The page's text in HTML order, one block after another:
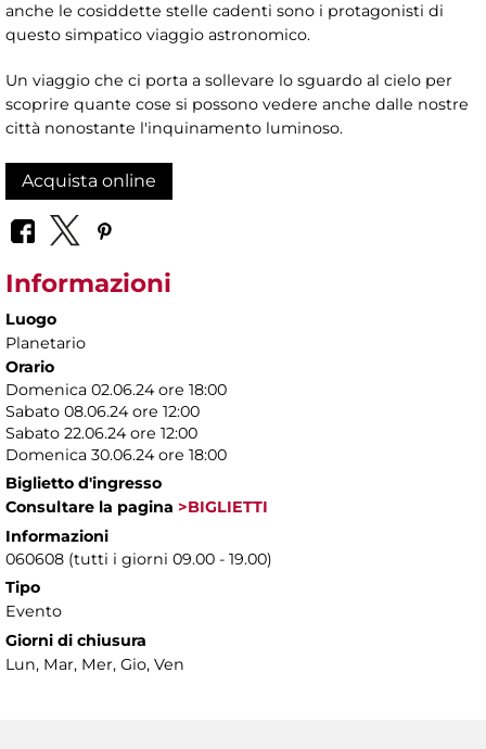
anche le cosiddette stelle cadenti sono i protagonisti di
questo simpatico viaggio astronomico.
Un viaggio che ci porta a sollevare lo sguardo al cielo per
scoprire quante cose si possono vedere anche dalle nostre
città nonostante l'inquinamento luminoso.
Acquista online
Informazioni
Luogo
Planetario
Orario
Domenica 02.06.24 ore 18:00
Sabato 08.06.24 ore 12:00
Sabato 22.06.24 ore 12:00
Domenica 30.06.24 ore 18:00
Biglietto d'ingresso
Consultare la pagina >BIGLIETTI
Informazioni
060608 (tutti i giorni 09.00 - 19.00)
Tipo
Evento
Giorni di chiusura
Lun, Mar, Mer, Gio, Ven